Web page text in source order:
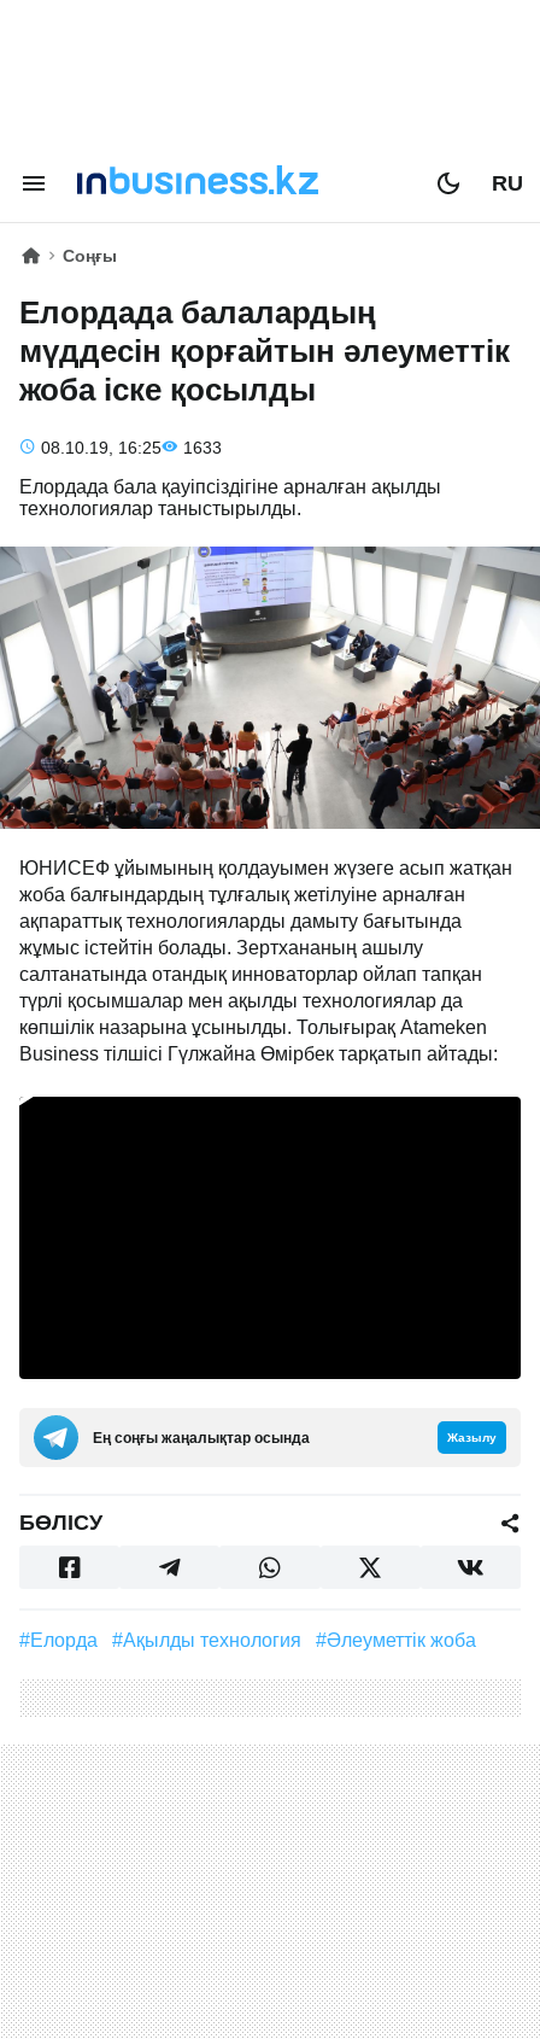
RU
Соңғы
Елордада балалардың
мүддесін қорғайтын әлеуметтік
жоба іске қосылды
08.10.19, 16:25 1633
Елордада бала қауіпсіздігіне арналған ақылды
технологиялар таныстырылды.
ЮНИСЕФ ұйымының қолдауымен жүзеге асып жатқан
жоба балғындардың тұлғалық жетілуіне арналған
ақпараттық технологияларды дамыту бағытында
жұмыс істейтін болады. Зертхананың ашылу
салтанатында отандық инноваторлар ойлап тапқан
түрлі қосымшалар мен ақылды технологиялар да
көпшілік назарына ұсынылды. Толығырақ Atameken
Business тілшісі Гүлжайна Өмірбек тарқатып айтады:
Ең соңғы жаңалықтар осында Жазылу
БӨЛІСУ
#Елорда #ақылды технология #әлеуметтік жоба